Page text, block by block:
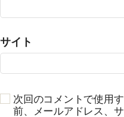
サイト
次回のコメントで使用
前、メールアドレス、